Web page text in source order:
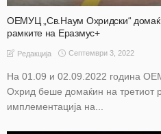
ОЕМУЦ „Св.Наум Охридски“
рамките на Еразмус+
Редакција Септември 3, 2022
На 01.09 и 02.09.2022 година
Охрид беше домаќин на третиот
имплементација на...